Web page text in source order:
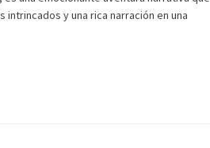
y una rica narración en una